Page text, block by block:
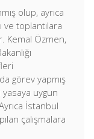
olup, ayrıca
ve toplantılara
Kemal Özmen,
görev yapmış
uygun
İstanbul
çalışmalara